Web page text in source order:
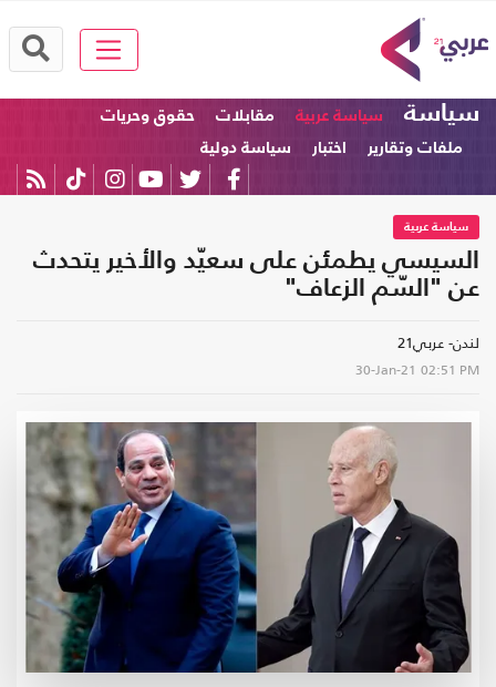
سياسة سياسة عربية مقابلات
حقوق وحريات
ملفات وتقارير
اختبار سياسة دولية
سياسة عربية
السيسي يطمئن على سعيّد والأخير يتحدث
عن "السّم الزعاف"
لندن- عربي21
30-Jan-21 02:51 PM